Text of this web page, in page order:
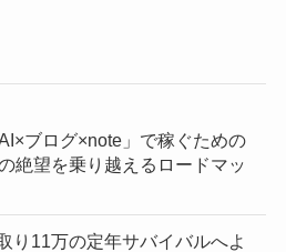
ブログ×note」で稼ぐための
絶望を乗り越えるロードマッ
り11万の定年サバイバルへよ